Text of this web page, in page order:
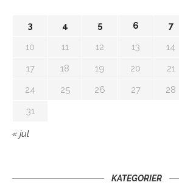
3
4 5 6 7
10
11 12 13 14
17
18 19 20 21
24
25 26 27 28
31
« jul
KATEGORIER